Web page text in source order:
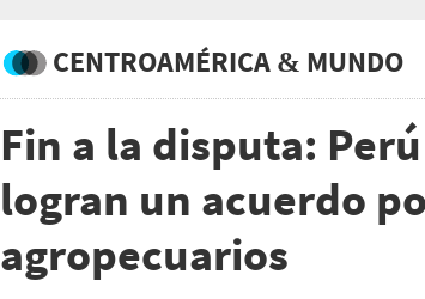
CENTROAMÉRICA & MUNDO
Fin a la disputa:
logran un acuerdo
agropecuarios